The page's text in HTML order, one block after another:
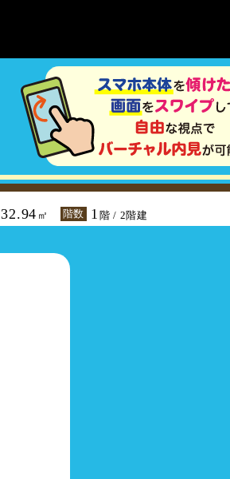
32.94 ㎡ 階数 1 階 / 2階建